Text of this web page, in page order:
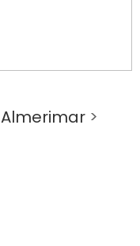
Almerimar >